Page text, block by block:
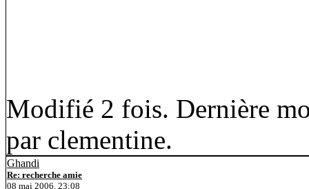
Modifié 2 fois. Dernière
par clementine.
Ghandi
Re: recherche amie
08 mai 2006, 23:08